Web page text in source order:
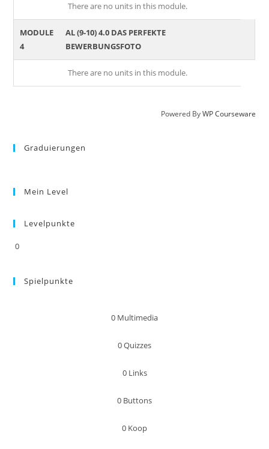
There are no units in this module.
MODULE
4
AL (9-10) 4.0 DAS PERFEKTE
BEWERBUNGSFOTO
There are no units in this module.
Powered ByWP Courseware
Graduierungen
Mein Level
Levelpunkte
0
Spielpunkte
0 Multimedia
0Quizzes
0 Links
0 Buttons
0 Koop